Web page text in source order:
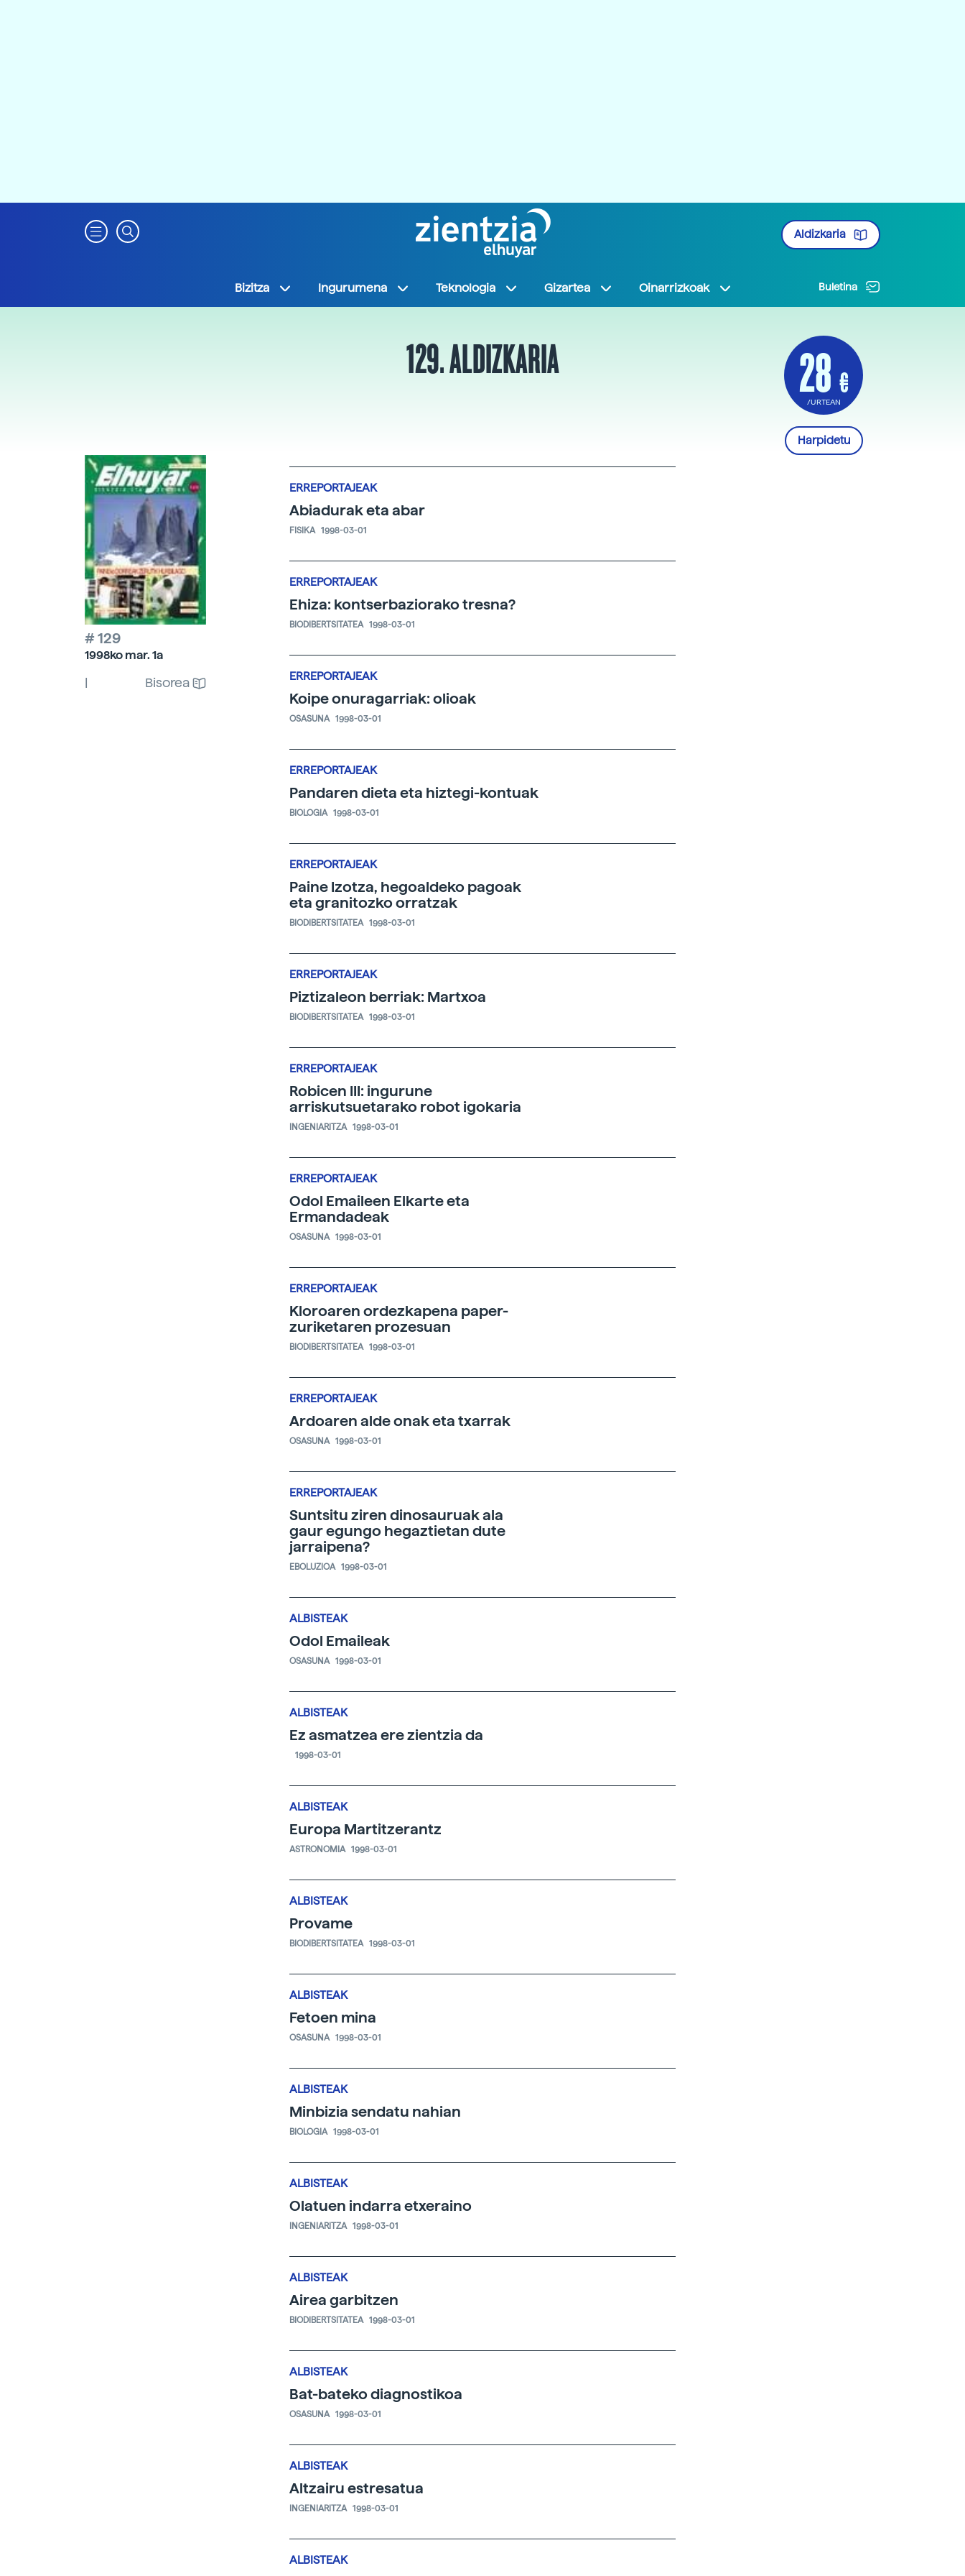
Aldizkaria
Bizitza Ingurumena Teknologia Gizartea Oinarrizkoak Buletina
129. ALDIZKARIA 28 €
/URTEAN
Harpidetu
# 129
1998ko mar. 1a
| Bisorea
ERREPORTAJEAK
Abiadurak eta abar
FISIKA 1998-03-01
ERREPORTAJEAK
Ehiza: kontserbaziorako tresna?
BIODIBERTSITATEA 1998-03-01
ERREPORTAJEAK
Koipe onuragarriak: olioak
OSASUNA 1998-03-01
ERREPORTAJEAK
Pandaren dieta eta hiztegi-kontuak
BIOLOGIA 1998-03-01
ERREPORTAJEAK
Paine Izotza, hegoaldeko pagoak
eta granitozko orratzak
BIODIBERTSITATEA 1998-03-01
ERREPORTAJEAK
Piztizaleon berriak: Martxoa
BIODIBERTSITATEA 1998-03-01
ERREPORTAJEAK
Robicen III: ingurune
arriskutsuetarako robot igokaria
INGENIARITZA 1998-03-01
ERREPORTAJEAK
Odol Emaileen Elkarte eta
Ermandadeak
OSASUNA 1998-03-01
ERREPORTAJEAK
Kloroaren ordezkapena paper-
zuriketaren prozesuan
BIODIBERTSITATEA 1998-03-01
ERREPORTAJEAK
Ardoaren alde onak eta txarrak
OSASUNA 1998-03-01
ERREPORTAJEAK
Suntsitu ziren dinosauruak ala
gaur egungo hegaztietan dute
jarraipena?
EBOLUZIOA 1998-03-01
ALBISTEAK
Odol Emaileak
OSASUNA 1998-03-01
ALBISTEAK
Ez asmatzea ere zientzia da
1998-03-01
ALBISTEAK
Europa Martitzerantz
ASTRONOMIA 1998-03-01
ALBISTEAK
Provame
BIODIBERTSITATEA 1998-03-01
ALBISTEAK
Fetoen mina
OSASUNA 1998-03-01
ALBISTEAK
Minbizia sendatu nahian
BIOLOGIA 1998-03-01
ALBISTEAK
Olatuen indarra etxeraino
INGENIARITZA 1998-03-01
ALBISTEAK
Airea garbitzen
BIODIBERTSITATEA 1998-03-01
ALBISTEAK
Bat-bateko diagnostikoa
OSASUNA 1998-03-01
ALBISTEAK
Altzairu estresatua
INGENIARITZA 1998-03-01
ALBISTEAK